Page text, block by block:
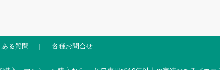
ある質問 各種お問合せ